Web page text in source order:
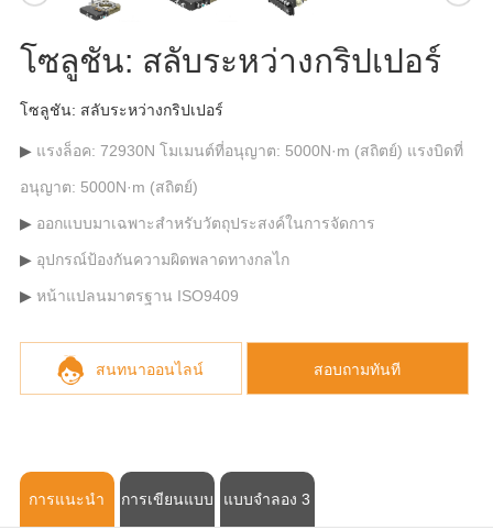
โซลูชัน: สลับระหว่างกริปเปอร์
โซลูชัน: สลับระหว่างกริปเปอร์
แรงล็อค: 72930N โมเมนต์ที่อนุญาต: 5000N·m (สถิตย์) แรงบิดที่
อนุญาต: 5000N·m (สถิตย์)
ออกแบบมาเฉพาะสำหรับวัตถุประสงค์ในการจัดการ
อุปกรณ์ป้องกันความผิดพลาดทางกลไก
หน้าแปลนมาตรฐาน ISO9409
สนทนาออนไลน์ สอบถามทันที
การแนะนำ การเขียนแบบ แบบจำลอง 3